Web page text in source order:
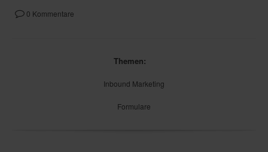
0 Kommentare
Themen:
Inbound Marketing
Formulare